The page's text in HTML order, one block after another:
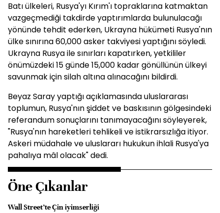
Batı ülkeleri, Rusya'yı Kırım'ı topraklarına katmaktan
vazgeçmediği takdirde yaptırımlarda bulunulacağı
yönünde tehdit ederken, Ukrayna hükümeti Rusya'nın
ülke sınırına 60,000 asker takviyesi yaptığını söyledi.
Ukrayna Rusya ile sınırları kapatırken, yetkililer
önümüzdeki 15 günde 15,000 kadar gönüllünün ülkeyi
savunmak için silah altına alınacağını bildirdi.
Beyaz Saray yaptığı açıklamasında uluslararası
toplumun, Rusya'nın şiddet ve baskısının gölgesindeki
referandum sonuçlarını tanımayacağını söyleyerek,
"Rusya'nın hareketleri tehlikeli ve istikrarsızlığa itiyor.
Askeri müdahale ve uluslararı hukukun ihlali Rusya'ya
pahalıya mâl olacak" dedi.
Öne Çıkanlar
Wall Street’te Çin iyimserliği